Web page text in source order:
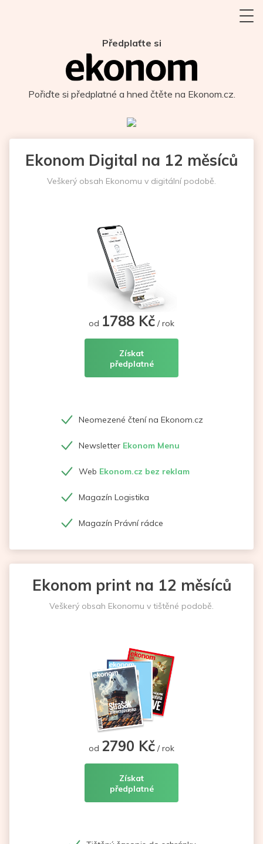
Předplaťte si
Pořiďte si předplatné a hned čtěte na Ekonom.cz.
Ekonom Digital na 12 měsíců
Veškerý obsah Ekonomu v digitální podobě.
od 1788 Kč / rok
Získat
předplatné
Neomezené čtení na Ekonom.cz
Newsletter Ekonom Menu
Web Ekonom.cz bez reklam
Magazín Logistika
Magazín Právní rádce
Ekonom print na 12 měsíců
Veškerý obsah Ekonomu v tištěné podobě.
od 2790 Kč / rok
Získat
předplatné